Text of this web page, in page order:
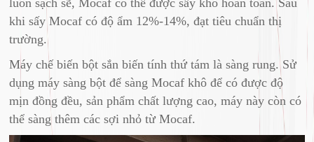
khi sấy Mocaf có độ ẩm 12%-14%, đạt tiêu chuẩn thị
trường.
Máy chế biến bột sắn biến tính thứ tám là sàng rung. Sử
dụng máy sàng bột để sàng Mocaf khô để có được độ
mịn đồng đều, sản phẩm chất lượng cao, máy này còn có
thể sàng thêm các sợi nhỏ từ Mocaf.